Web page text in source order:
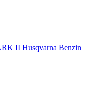
Husqvarna Benzin